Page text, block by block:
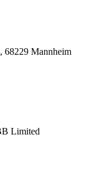
68229 Mannheim
Limited